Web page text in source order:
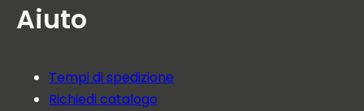
Aiuto
Tempi di spedizione
Richiedi catalogo